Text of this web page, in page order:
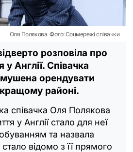
Оля Полякова. Фото: Соцмережі співачки
розповіла про
Англії. Співачка
орендувати
районі.
співачка Оля Полякова
у Англії стало для неї
та назвала
відомо з її прямого